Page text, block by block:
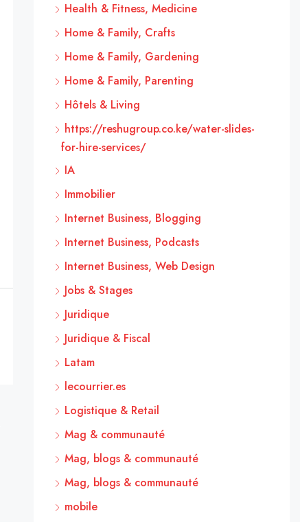
Health & Fitness, Medicine
Home & Family, Crafts
Home & Family, Gardening
Home & Family, Parenting
Hôtels & Living
https://reshugroup.co.ke/water-slides-
for-hire-services/
IA
Immobilier
Internet Business, Blogging
Internet Business, Podcasts
Internet Business, Web Design
Jobs & Stages
Juridique
Juridique & Fiscal
Latam
lecourrier.es
Logistique & Retail
Mag & communauté
Mag, blogs & communauté
Mag, blogs & communauté
mobile